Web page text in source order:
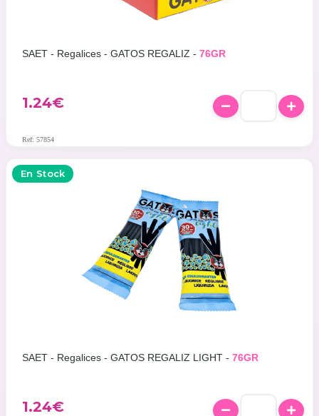
SAET - Regalices - GATOS REGALIZ - 76GR
1.24€
Ref: 57854
En Stock
SAET - Regalices - GATOS REGALIZ LIGHT - 76GR
1.24€